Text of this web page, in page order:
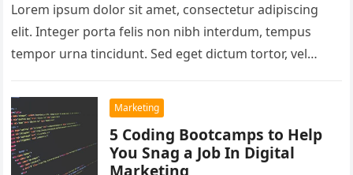
Lorem ipsum dolor sit amet, consectetur adipiscing
elit. Integer porta felis non nibh interdum, tempus
tempor urna tincidunt. Sed eget dictum tortor, vel
Marketing
5 Coding Bootcamps to Help
You Snag a Job In Digital